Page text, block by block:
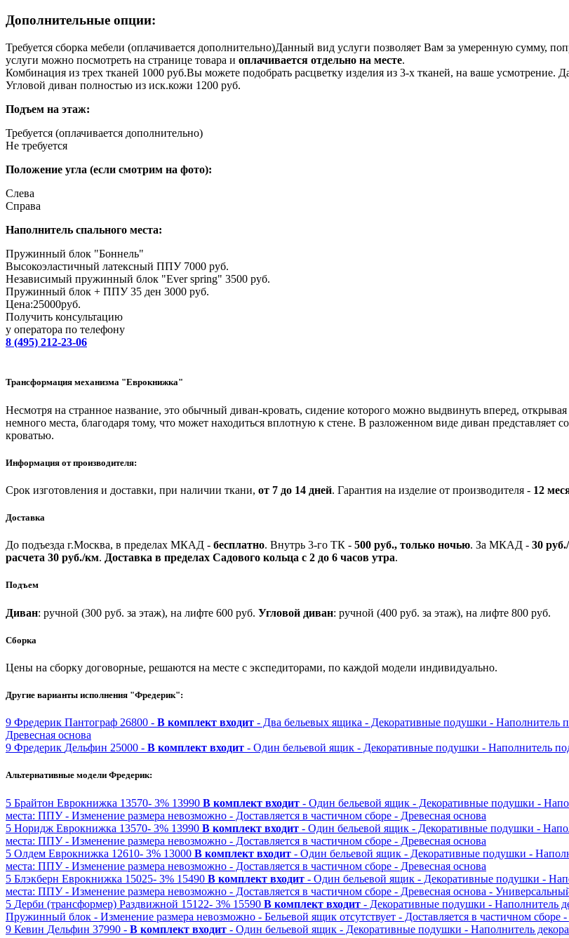
Дополнительные опции:
Требуется сборка мебели (оплачивается дополнительно)Данный вид услуги позволяет Вам за умеренную сумму,
услуги можно посмотреть на странице товара и оплачивается отдельно на месте.
Комбинация из трех тканей 1000 руб.Вы можете подобрать расцветку изделия из 3-х тканей, на ваше
Угловой диван полностью из иск.кожи 1200 руб.
Подъем на этаж:
Требуется (оплачивается дополнительно)
Не требуется
Положение угла (если смотрим на фото):
Слева
Справa
Наполнитель спального места:
Пружинный блок "Боннель"
Высокоэластичный латексный ППУ 7000 руб.
Независимый пружинный блок "Ever spring" 3500 руб.
Пружинный блок + ППУ 35 ден 3000 руб.
Цена:25000руб.
Получить консультацию
у оператора по телефону
8 (495) 212-23-06
Трансформация механизма "Еврокнижка"
Несмотря на странное название, это обычный диван-кровать, сидение которого можно выдвинуть вперед,
немного места, благодаря тому, что может находиться вплотную к стене. В разложенном виде диван
кроватью.
Информация от производителя:
Срок изготовления и доставки, при наличии ткани, от 7 до 14 дней. Гарантия на изделие от производителя - 12
Доставка
До подъезда г.Москва, в пределах МКАД - бесплатно. Внутрь 3-го ТК - 500 руб., только ночью. За МКАД - 30
расчета 30 руб./км. Доставка в пределах Садового кольца с 2 до 6 часов утра.
Подъем
Диван: ручной (300 руб. за этаж), на лифте 600 руб. Угловой диван: ручной (400 руб. за этаж), на лифте 800 руб.
Сборка
Цены на сборку договорные, решаются на месте с экспедиторами, по каждой модели индивидуально.
Другие варианты исполнения "Фредерик":
9 Фредерик Пантограф 26800 - В комплект входит - Два бельевых ящика - Декоративные подушки - Наполнитель
Древесная основа
9 Фредерик Дельфин 25000 - В комплект входит - Один бельевой ящик - Декоративные подушки - Наполнитель
Альтернативные модели Фредерик:
5 Брайтон Еврокнижка 13570- 3% 13990 В комплект входит - Один бельевой ящик - Декоративные подушки -
места: ППУ - Изменение размера невозможно - Доставляется в частичном сборе - Древесная основа
5 Норидж Еврокнижка 13570- 3% 13990 В комплект входит - Один бельевой ящик - Декоративные подушки -
места: ППУ - Изменение размера невозможно - Доставляется в частичном сборе - Древесная основа
5 Олдем Еврокнижка 12610- 3% 13000 В комплект входит - Один бельевой ящик - Декоративные подушки -
места: ППУ - Изменение размера невозможно - Доставляется в частичном сборе - Древесная основа
5 Блэкберн Еврокнижка 15025- 3% 15490 В комплект входит - Один бельевой ящик - Декоративные подушки -
места: ППУ - Изменение размера невозможно - Доставляется в частичном сборе - Древесная основа -
5 Дерби (трансформер) Раздвижной 15122- 3% 15590 В комплект входит - Декоративные подушки - Наполнитель
Пружинный блок - Изменение размера невозможно - Бельевой ящик отсутствует - Доставляется в частичном сборе -
9 Кевин Дельфин 37990 - В комплект входит - Один бельевой ящик - Декоративные подушки - Наполнитель